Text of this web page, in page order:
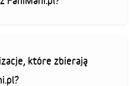
które zbierają